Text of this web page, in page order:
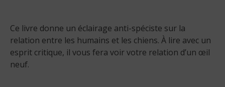
Ce livre donne un éclairage anti-spéciste sur la
relation entre les humains et les chiens. À lire avec un
esprit critique, il vous fera voir votre relation d’un œil
neuf.